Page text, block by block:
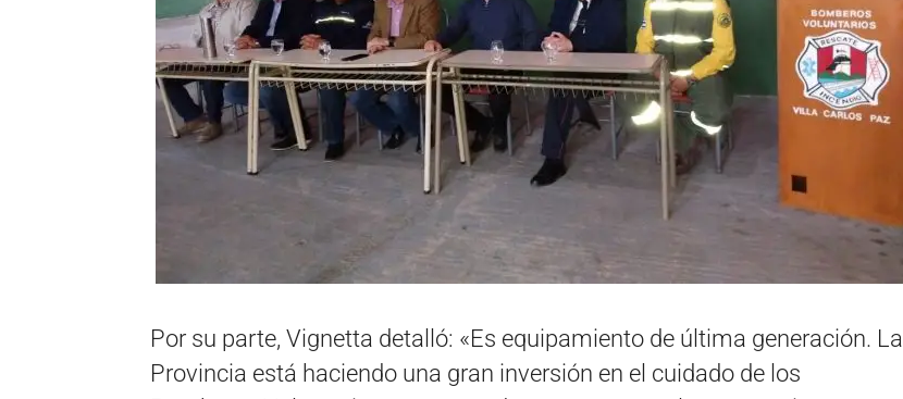
Por su parte, Vignetta detalló: «Es equipamiento de última generación. La
Provincia está haciendo una gran inversión en el cuidado de los